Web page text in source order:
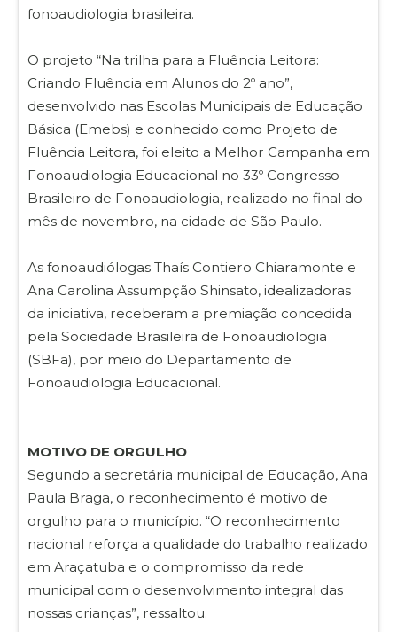
fonoaudiologia brasileira.
O projeto “Na trilha para a Fluência Leitora:
Criando Fluência em Alunos do 2º ano”,
desenvolvido nas Escolas Municipais de Educação
Básica (Emebs) e conhecido como Projeto de
Fluência Leitora, foi eleito a Melhor Campanha em
Fonoaudiologia Educacional no 33º Congresso
Brasileiro de Fonoaudiologia, realizado no final do
mês de novembro, na cidade de São Paulo.
As fonoaudiólogas Thaís Contiero Chiaramonte e
Ana Carolina Assumpção Shinsato, idealizadoras
da iniciativa, receberam a premiação concedida
pela Sociedade Brasileira de Fonoaudiologia
(SBFa), por meio do Departamento de
Fonoaudiologia Educacional.
MOTIVO DE ORGULHO
Segundo a secretária municipal de Educação, Ana
Paula Braga, o reconhecimento é motivo de
orgulho para o município. “O reconhecimento
nacional reforça a qualidade do trabalho realizado
em Araçatuba e o compromisso da rede
municipal com o desenvolvimento integral das
nossas crianças”, ressaltou.